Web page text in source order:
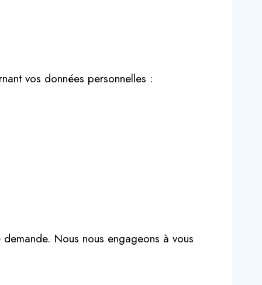
vos données personnelles :
Nous nous engageons à vous